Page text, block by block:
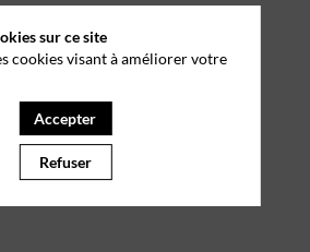
sur ce site
cookies visant à améliorer votre
Accepter
Refuser